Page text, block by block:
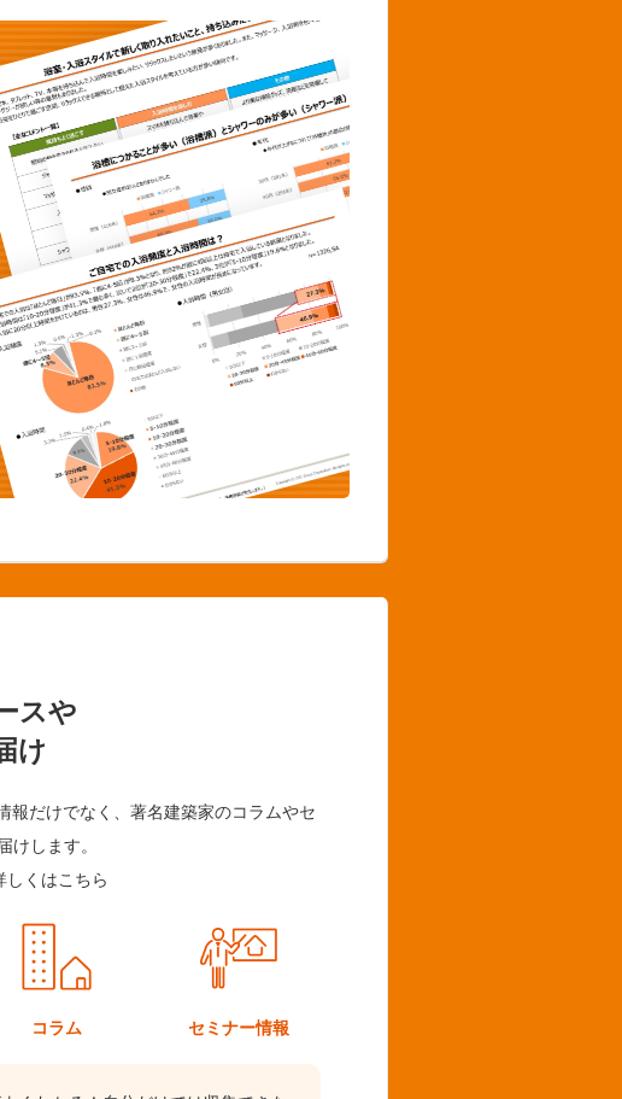
スや
け
報だけでなく、著名建築家のコラムやセ
けします。
しくはこちら
コラム セミナー情報